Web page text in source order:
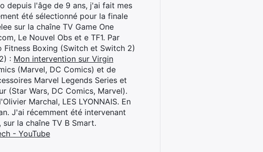
depuis l'âge de 9 ans, j'ai fait mes
été sélectionné pour la finale
sur la chaîne TV Game One
Le Nouvel Obs et e TF1. Par
Boxing (Switch et Switch 2)
: Mon intervention sur Virgin
(Marvel, DC Comics) et de
Marvel Legends Series et
(Star Wars, DC Comics, Marvel).
Marchal, LES LYONNAIS. En
J'ai récemment été intervenant
la chaîne TV B Smart.
- YouTube